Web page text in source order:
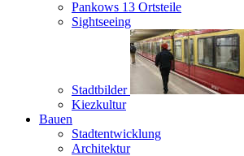
Pankows 13 Ortsteile
Sightseeing
Stadtbilder
Kiezkultur
Bauen
Stadtentwicklung
Architektur